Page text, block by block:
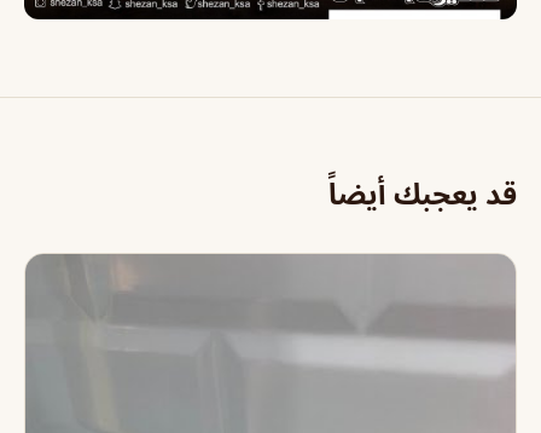
قد يعجبك أيضاً